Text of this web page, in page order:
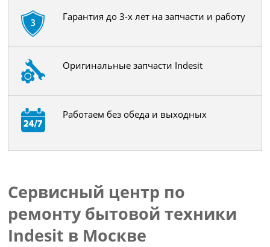
Гарантия до 3-х лет на запчасти и работу
Оригинальные запчасти Indesit
Работаем без обеда и выходных
Сервисный центр по
ремонту бытовой техники
Indesit в Москве